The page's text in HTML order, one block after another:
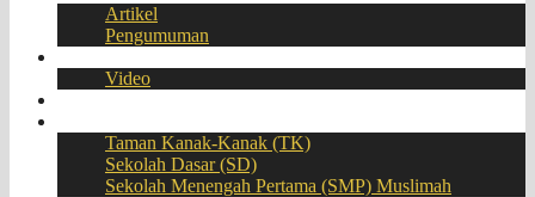
Artikel
Pengumuman
Video
Taman Kanak-Kanak (TK)
Sekolah Dasar (SD)
Sekolah Menengah Pertama (SMP) Muslimah